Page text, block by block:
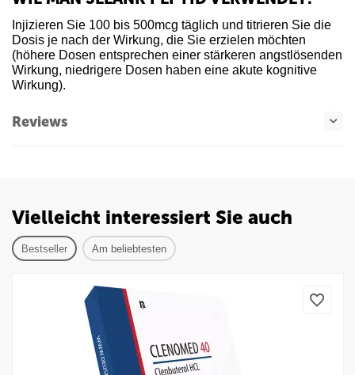
Injizieren Sie 100 bis 500mcg täglich und titrieren Sie die
Dosis je nach der Wirkung, die Sie erzielen möchten
(höhere Dosen entsprechen einer stärkeren angstlösenden
Wirkung, niedrigere Dosen haben eine akute kognitive
Wirkung).
Reviews
Vielleicht interessiert Sie auch
Bestseller Am beliebtesten